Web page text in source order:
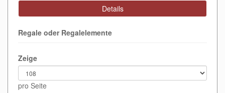
Details
Regale oder Regalelemente
Zeige
pro Seite